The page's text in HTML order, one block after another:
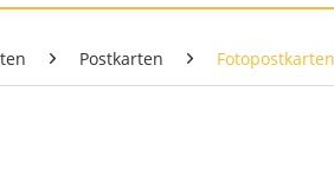
Postkarten